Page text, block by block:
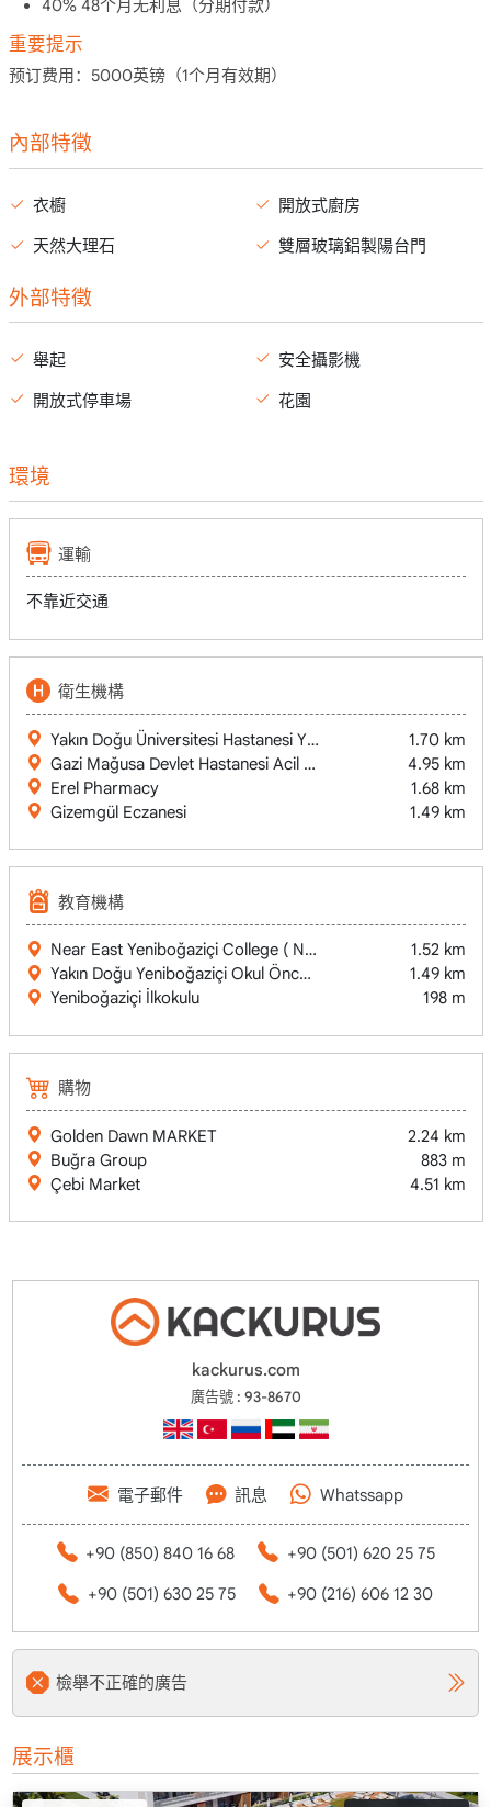
40% 48个月无利息（分期付款）
重要提示
预订费用：5000英镑（1个月有效期）
內部特徵
衣櫥
天然大理石
開放式廚房
雙層玻璃鋁製陽台門
外部特徵
舉起
開放式停車場
安全攝影機
花園
環境
運輸
不靠近交通
衛生機構
Yakın Doğu Üniversitesi Hastanesi Yeniboğaziçi
1.70 km
Gazi Mağusa Devlet Hastanesi Acil Servisi
4.95 km
Erel Pharmacy
1.68 km
Gizemgül Eczanesi
1.49 km
教育機構
Near East Yeniboğaziçi College ( NEC Yeniboğaziçi )1.52 km
Yakın Doğu Yeniboğaziçi Okul Öncesi
1.49 km
Yeniboğaziçi İlkokulu
198 m
購物
Golden Dawn MARKET
2.24 km
Buğra Group
883 m
Çebi Market
4.51 km
kackurus.com
廣告號 : 93-8670
電子郵件 訊息 Whatssapp
+90 (850) 840 16 68 +90 (501) 620 25 75
+90 (501) 630 25 75 +90 (216) 606 12 30
檢舉不正確的廣告
展示櫃